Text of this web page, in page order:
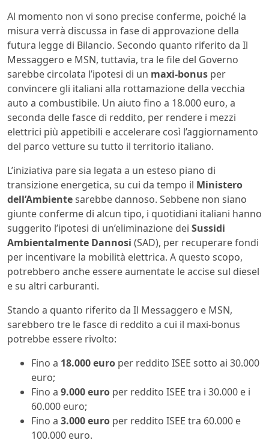
Al momento non vi sono precise conferme, poiché la
misura verrà discussa in fase di approvazione della
futura legge di Bilancio. Secondo quanto riferito da Il
Messaggero e MSN, tuttavia, tra le file del Governo
sarebbe circolata l’ipotesi di un maxi-bonus per
convincere gli italiani alla rottamazione della vecchia
auto a combustibile. Un aiuto fino a 18.000 euro, a
seconda delle fasce di reddito, per rendere i mezzi
elettrici più appetibili e accelerare così l’aggiornamento
del parco vetture su tutto il territorio italiano.
L’iniziativa pare sia legata a un esteso piano di
transizione energetica, su cui da tempo il Ministero
dell’Ambientesarebbe dannoso. Sebbene non siano
giunte conferme di alcun tipo, i quotidiani italiani hanno
suggerito l’ipotesi di un’eliminazione dei Sussidi
Ambientalmente Dannosi (SAD), per recuperare fondi
per incentivare la mobilità elettrica. A questo scopo,
potrebbero anche essere aumentate le accise sul diesel
e su altri carburanti.
Stando a quanto riferito da Il Messaggero e MSN,
sarebbero tre le fasce di reddito a cui il maxi-bonus
potrebbe essere rivolto:
Fino a 18.000 euro per reddito ISEE sotto ai 30.000
euro;
Fino a 9.000 euro per reddito ISEE tra i 30.000 e i
60.000 euro;
Fino a 3.000 euro per reddito ISEE tra 60.000 e
100.000 euro.